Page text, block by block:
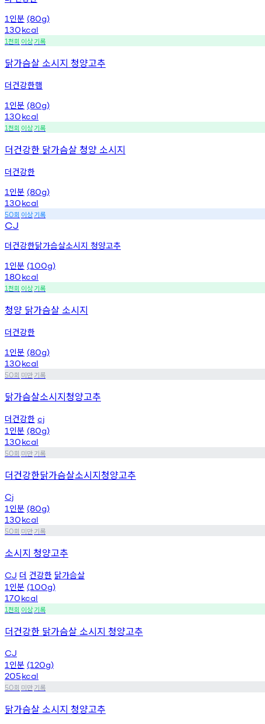
1 인분 (80g)
130kcal
1천회 이상기록
닭가슴살 소시지 청양고추
더건강한햄
1 인분 (80g)
130kcal
1천회 이상기록
더건강한 닭가슴살 청양 소시지
더건강한
1 인분 (80g)
130kcal
50회 이상기록
CJ
더건강한닭가슴살소시지 청양고추
1 인분 (100g)
180kcal
1천회 이상기록
청양 닭가슴살 소시지
더건강한
1 인분 (80g)
130kcal
50회 미만기록
닭가슴살소시지청양고추
더건강한 cj
1 인분 (80g)
130kcal
50회 미만기록
더건강한닭가슴살소시지청양고추
Cj
1 인분 (80g)
130kcal
50회 미만기록
소시지 청양고추
CJ 더 건강한 닭가슴살
1 인분 (100g)
170kcal
1천회 이상기록
더건강한 닭가슴살 소시지 청양고추
CJ
1 인분 (120g)
205kcal
50회 미만기록
닭가슴살 소시지 청양고추